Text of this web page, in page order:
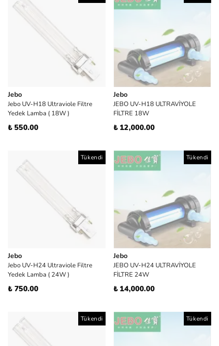
Jebo
Jebo UV-H18 Ultraviole Filtre
Yedek Lamba ( 18W )
₺ 550.00
Jebo
JEBO UV-H18 ULTRAVİYOLE
FİLTRE 18W
₺ 12,000.00
Tükendi
Jebo
Jebo UV-H24 Ultraviole Filtre
Yedek Lamba ( 24W )
₺ 750.00
Tükendi
Jebo
JEBO UV-H24 ULTRAVİYOLE
FİLTRE 24W
₺ 14,000.00
Tükendi Tükendi